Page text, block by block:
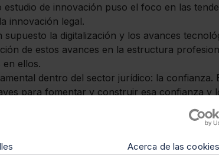
Acerca de las cookies
estudio de innovación puso el foco en las
innovación legal.
la digitalización y los avances
de estos avances en la estructura
ellos.
dentro del sector jurídico: la confianza.
para fomentar y construir esa confianza y
práctica jurídica y el sector legal
la
en los despachos
legales. En segundo lugar, lacarrera de los